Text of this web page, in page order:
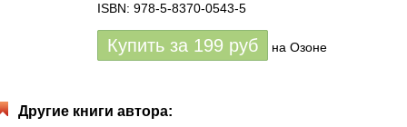
ISBN: 978-5-8370-0543-5
Купить за 199 руб на Озоне
Другие книги автора: